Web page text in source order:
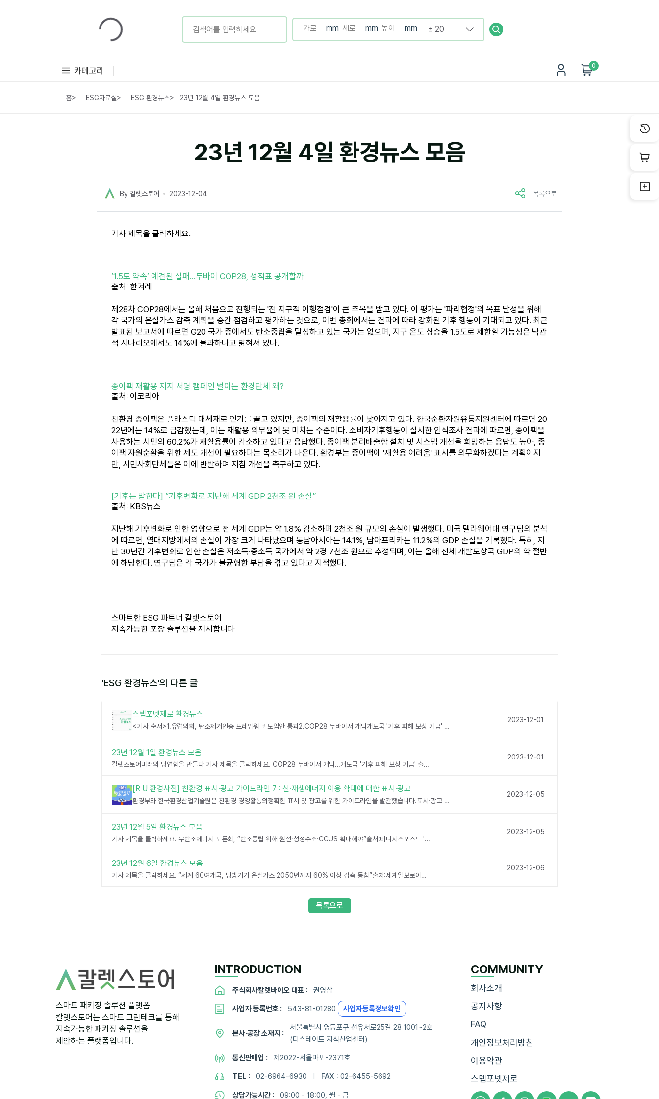
카테고리 0
홈> ESG자료실> ESG 환경뉴스> 23년 12월 4일 환경뉴스 모음
23년 12월 4일 환경뉴스 모음
By 칼렛스토어 2023-12-04 목록으로
기사 제목을 클릭하세요.
‘1.5도 약속’ 예견된 실패…두바이 COP28, 성적표 공개할까
출처: 한겨레
제28차 COP28에서는 올해 처음으로 진행되는 '전 지구적 이행점검'이 큰 주목을 받고 있다. 이 평가는 '파리협정'의 목표 달성을 위해
각 국가의 온실가스 감축 계획을 중간 점검하고 평가하는 것으로, 이번 총회에서는 결과에 따라 강화된 기후 행동이 기대되고 있다. 최근
발표된 보고서에 따르면 G20 국가 중에서도 탄소중립을 달성하고 있는 국가는 없으며, 지구 온도 상승을 1.5도로 제한할 가능성은 낙관
적 시나리오에서도 14%에 불과하다고 밝혀져 있다.
종이팩 재활용 지지 서명 캠페인 벌이는 환경단체 왜?
출처: 이코리아
친환경 종이팩은 플라스틱 대체재로 인기를 끌고 있지만, 종이팩의 재활용률이 낮아지고 있다. 한국순환자원유통지원센터에 따르면 20
22년에는 14%로 급감했는데, 이는 재활용 의무율에 못 미치는 수준이다. 소비자기후행동이 실시한 인식조사 결과에 따르면, 종이팩을
사용하는 시민의 60.2%가 재활용률이 감소하고 있다고 응답했다. 종이팩 분리배출함 설치 및 시스템 개선을 희망하는 응답도 높아, 종
이팩 자원순환을 위한 제도 개선이 필요하다는 목소리가 나온다. 환경부는 종이팩에 '재활용 어려움' 표시를 의무화하겠다는 계획이지
만, 시민사회단체들은 이에 반발하며 지침 개선을 촉구하고 있다.
[기후는 말한다] “기후변화로 지난해 세계 GDP 2천조 원 손실”
출처: KBS뉴스
지난해 기후변화로 인한 영향으로 전 세계 GDP는 약 1.8% 감소하며 2천조 원 규모의 손실이 발생했다. 미국 델라웨어대 연구팀의 분석
에 따르면, 열대지방에서의 손실이 가장 크게 나타났으며 동남아시아는 14.1%, 남아프리카는 11.2%의 GDP 손실을 기록했다. 특히, 지
난 30년간 기후변화로 인한 손실은 저소득·중소득 국가에서 약 2경 7천조 원으로 추정되며, 이는 올해 전체 개발도상국 GDP의 약 절반
에 해당한다. 연구팀은 각 국가가 불균형한 부담을 겪고 있다고 지적했다.
스마트한 ESG 파트너 칼렛스토어
지속가능한 포장 솔루션을 제시합니다
'ESG 환경뉴스'의 다른 글
스텝포넷제로 환경뉴스
<기사 순서>1.유럽의회, 탄소제거인증 프레임워크 도입안 통과2.COP28 두바이서 개막개도국 '기후 피해 보상 기금' 출범3.美, 상장사 온실가스 배출 공시 요건 완화4.CJ제일제당, 생분해성 바이오 소재 활용한 '종이 코팅 기술' 개발5.GS25, ‘마감할인’ 서비...
2023-12-01
23년 12월 1일 환경뉴스 모음
칼렛스토어미래의 당연함을 만들다 기사 제목을 클릭하세요. COP28 두바이서 개막…개도국 '기후 피해 보상 기금' 출범출처:연합뉴스30일 두바이에서 개최된 제28차 유엔기후변화협약 당사국 총회(COP28)서 UAE의 술탄 알자베르 의장은 개발도상국 '기후 손실과 피해 ...
2023-12-01
[R U 환경사전] 친환경 표시·광고 가이드라인 7 : 신·재생에너지 이용 확대에 대한 표시·광고
환경부와 한국환경산업기술원은 친환경 경영활동의정확한 표시 및 광고를 위한 가이드라인을 발간했습니다.표시·광고 기본원칙, 환경관련 인증 획득 등 8가지 유형별 사례와 자가진단을 포함하며,잘못된 예시와 올바른 예시를 통해서 설명합니다.​오늘은 신·재생에너지 이용 확대에 대...
2023-12-05
23년 12월 5일 환경뉴스 모음
기사 제목을 클릭하세요. 무탄소에너지 토론회, “탄소중립 위해 원전·청정수소·CCUS 확대해야”출처:비니지스포스트 '무탄소에너지 활성화를 위한 정책토론회'에서 재생에너지뿐만 아니라 원자력, 청정수소, CCUS(이산화탄소 포집·활용·저장) 등 다양한 무탄소에너지의 활성화...
2023-12-05
23년 12월 6일 환경뉴스 모음
기사 제목을 클릭하세요. “세계 60여개국, 냉방기기 온실가스 2050년까지 60% 이상 감축 동참”출처:세계일보로이터 통신에 따르면, 세계 60개국이 2050년까지 냉방 기기로 인한 온실가스를 60% 이상 줄이기로 하는 '냉방 연합' 공약에 동참할 전망이다. UNEP...
2023-12-06
목록으로
스마트 패키징 솔루션 플랫폼
칼렛스토어는 스마트 그린테크를 통해
지속가능한 패키징 솔루션을
제안하는 플랫폼입니다.
INTRODUCTION
주식회사칼렛바이오 대표 : 권영삼
사업자 등록번호 : 543-81-01280 사업자등록정보확인
본사·공장 소재지 :
서울특별시 영등포구 선유서로25길 28 1001~2호
(디스테이트 지식산업센터)
통신판매업 : 제2022-서울마포-2371호
TEL : 02-6964-6930 FAX : 02-6455-5692
상담가능시간 : 09:00 - 18:00, 월 - 금
COMMUNITY
회사소개
공지사항
FAQ
개인정보처리방침
이용약관
스텝포넷제로